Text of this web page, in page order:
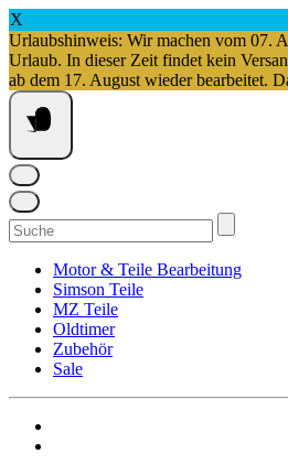
X
Urlaubshinweis: Wir machen vom 07.
Urlaub. In dieser Zeit findet kein
ab dem 17. August wieder bearbeitet.
Springe
zum
Inhalt
Suchen
nach:
Motor & Teile Bearbeitung
Simson Teile
MZ Teile
Oldtimer
Zubehör
Sale